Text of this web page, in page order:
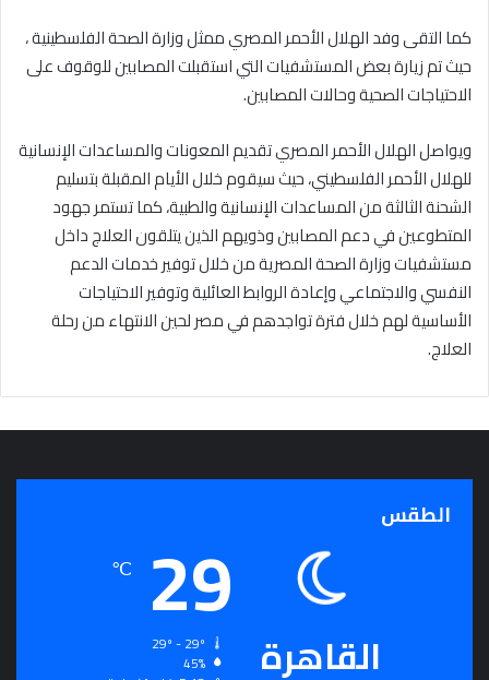
كما التقى وفد الهلال الأحمر المصري ممثل وزارة الصحة الفلسطينية ،
حيث تم زيارة بعض المستشفيات التي استقبلت المصابين للوقوف على
الاحتياجات الصحية وحالات المصابين.
ويواصل الهلال الأحمر المصري تقديم المعونات والمساعدات الإنسانية
للهلال الأحمر الفلسطيني، حيث سيقوم خلال الأيام المقبلة بتسليم
الشحنة الثالثة من المساعدات الإنسانية والطبية، كما تستمر جهود
المتطوعين في دعم المصابين وذويهم الذين يتلقون العلاج داخل
مستشفيات وزارة الصحة المصرية من خلال توفير خدمات الدعم
النفسي والاجتماعي وإعادة الروابط العائلية وتوفير الاحتياجات
الأساسية لهم خلال فترة تواجدهم في مصر لحين الانتهاء من رحلة
العلاج.
الطقس
القاهرة
29
℃
45%